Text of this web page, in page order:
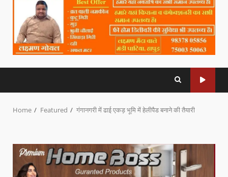
Home Featured गंगानगरी में ढाई एकड़ भूमि में हेलीपैड बनाने की तैयारी